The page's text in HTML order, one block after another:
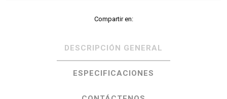
Compartir en:
DESCRIPCIÓN GENERAL
ESPECIFICACIONES